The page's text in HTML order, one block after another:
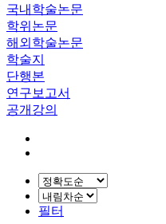
국내학술논문
학위논문
해외학술논문
학술지
단행본
연구보고서
공개강의
필터